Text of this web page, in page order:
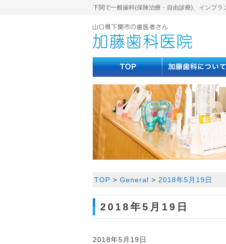
下関で一般歯科(保険治療・自由診療)、インプラ
TOP > General > 2018年5月19日
2018年5月19日
2018
2018年5月19日